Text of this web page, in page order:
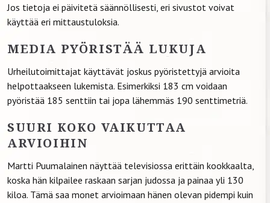
Jos tietoja ei päivitetä säännöllisesti, eri sivustot voivat
käyttää eri mittaustuloksia.
MEDIA PYÖRISTÄÄ LUKUJA
Urheilutoimittajat käyttävät joskus pyöristettyjä arvioita
helpottaakseen lukemista. Esimerkiksi 183 cm voidaan
pyöristää 185 senttiin tai jopa lähemmäs 190 senttimetriä.
SUURI KOKO VAIKUTTAA
ARVIOIHIN
Martti Puumalainen näyttää televisiossa erittäin kookkaalta,
koska hän kilpailee raskaan sarjan judossa ja painaa yli 130
kiloa. Tämä saa monet arvioimaan hänen olevan pidempi kuin